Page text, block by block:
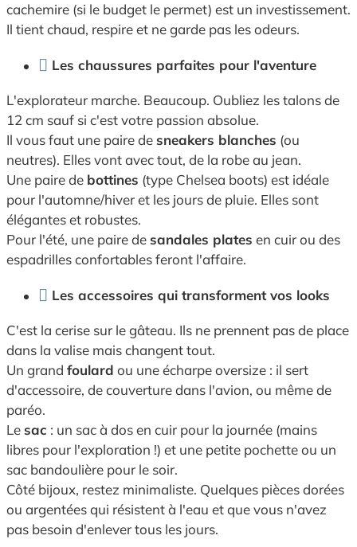
cachemire (si le budget le permet) est un investissement.
Il tient chaud, respire et ne garde pas les odeurs.
Les chaussures parfaites pour l'aventure
L'explorateur marche. Beaucoup. Oubliez les talons de
12 cm sauf si c'est votre passion absolue.
Il vous faut une paire de sneakers blanches (ou
neutres). Elles vont avec tout, de la robe au jean.
Une paire de bottines (type Chelsea boots) est idéale
pour l'automne/hiver et les jours de pluie. Elles sont
élégantes et robustes.
Pour l'été, une paire de sandales plates en cuir ou des
espadrilles confortables feront l'affaire.
Les accessoires qui transforment vos looks
C'est la cerise sur le gâteau. Ils ne prennent pas de place
dans la valise mais changent tout.
Un grand foulard ou une écharpe oversize : il sert
d'accessoire, de couverture dans l'avion, ou même de
paréo.
Le sac : un sac à dos en cuir pour la journée (mains
libres pour l'exploration !) et une petite pochette ou un
sac bandoulière pour le soir.
Côté bijoux, restez minimaliste. Quelques pièces dorées
ou argentées qui résistent à l'eau et que vous n'avez
pas besoin d'enlever tous les jours.